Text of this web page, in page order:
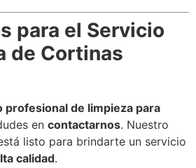
para el Servicio
de Cortinas
profesional de limpieza para
en contactarnos. Nuestro
listo para brindarte un servicio
calidad.